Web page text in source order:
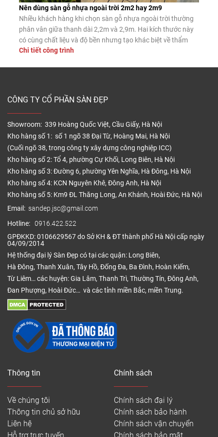
Nên dùng sàn gỗ nhựa ngoài trời 2m2 hay 2m9
Nhiều khách hàng khi chọn sàn gỗ nhựa ngoài trời thường
phân vân giữa thanh dài 2,2m và 2,9m. Hai kích thước này
có cùng chất liệu và độ bền nhưng tạo khác biệt về thẩm
mỹ, thi công và mức hao hụt vật tư. Nếu lựa chọn không
Chi tiết công trình
CÔNG TY CỔ PHẦN SÀN ĐẸP
Showroom: 339 Hoàng Quốc Việt, Cầu Giấy, Hà Nội
Kho hàng số 1: số 1 ngõ 38 Đại Từ, Hoàng Mai, Hà Nội
(Cuối ngõ 38, trong công ty xây dựng công nghiệp ICC)
Kho hàng số 2: Tổ 4, phường Cự Khối, Long Biên, Hà Nội
Kho hàng số 3: Đường 6, phường Yên Nghĩa, Hà Đông, Hà Nội
Kho hàng số 4: KCN Nguyên Khê, Đông Anh, Hà Nội
Kho hàng số 5: Km9 ĐL Thăng Long, An Khánh, Hoài Đức, Hà Nội
Email: sandep.jsc@gmail.com
Hotline: 0916.422.522
GPĐKKD: 0106629567 do Sở KH & ĐT thành phố Hà Nội cấp ngày
04/09/2014
Hệ thống đại lý Sàn Đẹp có tại các quận: Long Biên,
Hà Đông, Thanh Xuân, Tây Hồ, Đống Đa, Ba Đình, Hoàn Kiếm,
Từ Liêm… các huyện: Gia Lâm, Thanh Trì, Thường Tín, Đông Anh,
Đan Phượng, Hoài Đức… và các tỉnh miền Bắc, miền Trung.
Thông tin
Về chúng tôi
Thông tin chủ sở hữu
Liên hệ
Chính sách
Chính sách đại lý
Chính sách bảo hành
Chính sách vận chuyển